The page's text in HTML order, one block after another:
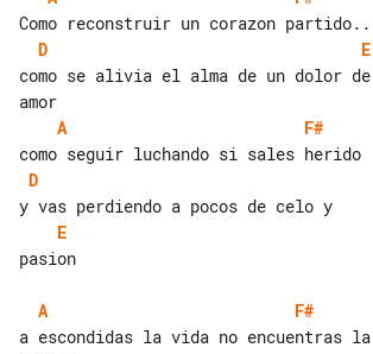
D
E
como se alivia el alma de un dolor de
A
F#
D
E
pasion
A
F#
a escondidas la vida no encuentras la